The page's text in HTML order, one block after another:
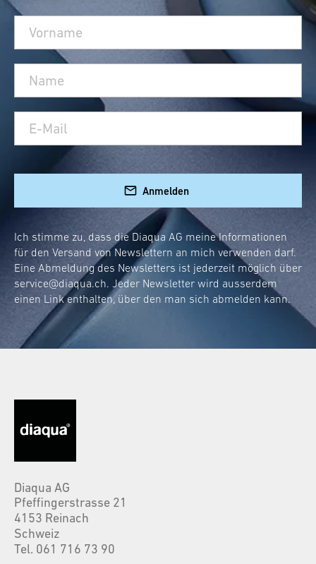
Anmelden
Ich stimme zu, dass die Diaqua AG meine Informationen
für den Versand von Newslettern an mich verwenden darf.
Eine Abmeldung des Newsletters ist jederzeit möglich über
service@diaqua.ch. Jeder Newsletter wird ausserdem
einen Link enthalten, über den man sich abmelden kann.
Diaqua AG
Pfeffingerstrasse 21
4153 Reinach
Schweiz
Tel. 061 716 73 90